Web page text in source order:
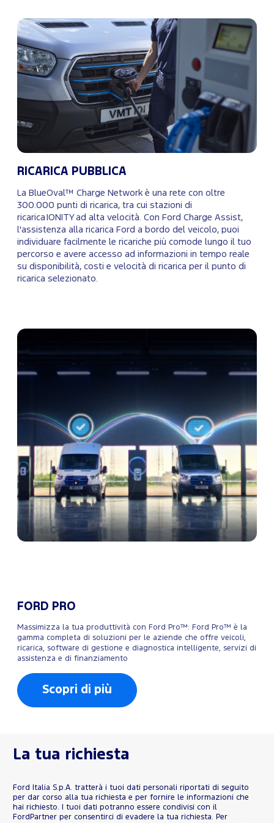
RICARICA PUBBLICA
La BlueOval™ Charge Network è una rete con oltre
300.000 punti di ricarica, tra cui stazioni di
ricarica IONITY ad alta velocità. Con Ford Charge Assist,
l'assistenza alla ricarica Ford a bordo del veicolo, puoi
individuare facilmente le ricariche più comode lungo il tuo
percorso e avere accesso ad informazioni in tempo reale
su disponibilità, costi e velocità di ricarica per il punto di
ricarica selezionato.
FORD PRO
Massimizza la tua produttività con Ford Pro™: Ford Pro™ è la
gamma completa di soluzioni per le aziende che offre veicoli,
ricarica, software di gestione e diagnostica intelligente, servizi di
assistenza e di finanziamento
Scopri di più
La tua richiesta
Ford Italia S.p.A. tratterà i tuoi dati personali riportati di seguito
per dar corso alla tua richiesta e per fornire le informazioni che
hai richiesto. I tuoi dati potranno essere condivisi con il
FordPartner per consentirci di evadere la tua richiesta. Per